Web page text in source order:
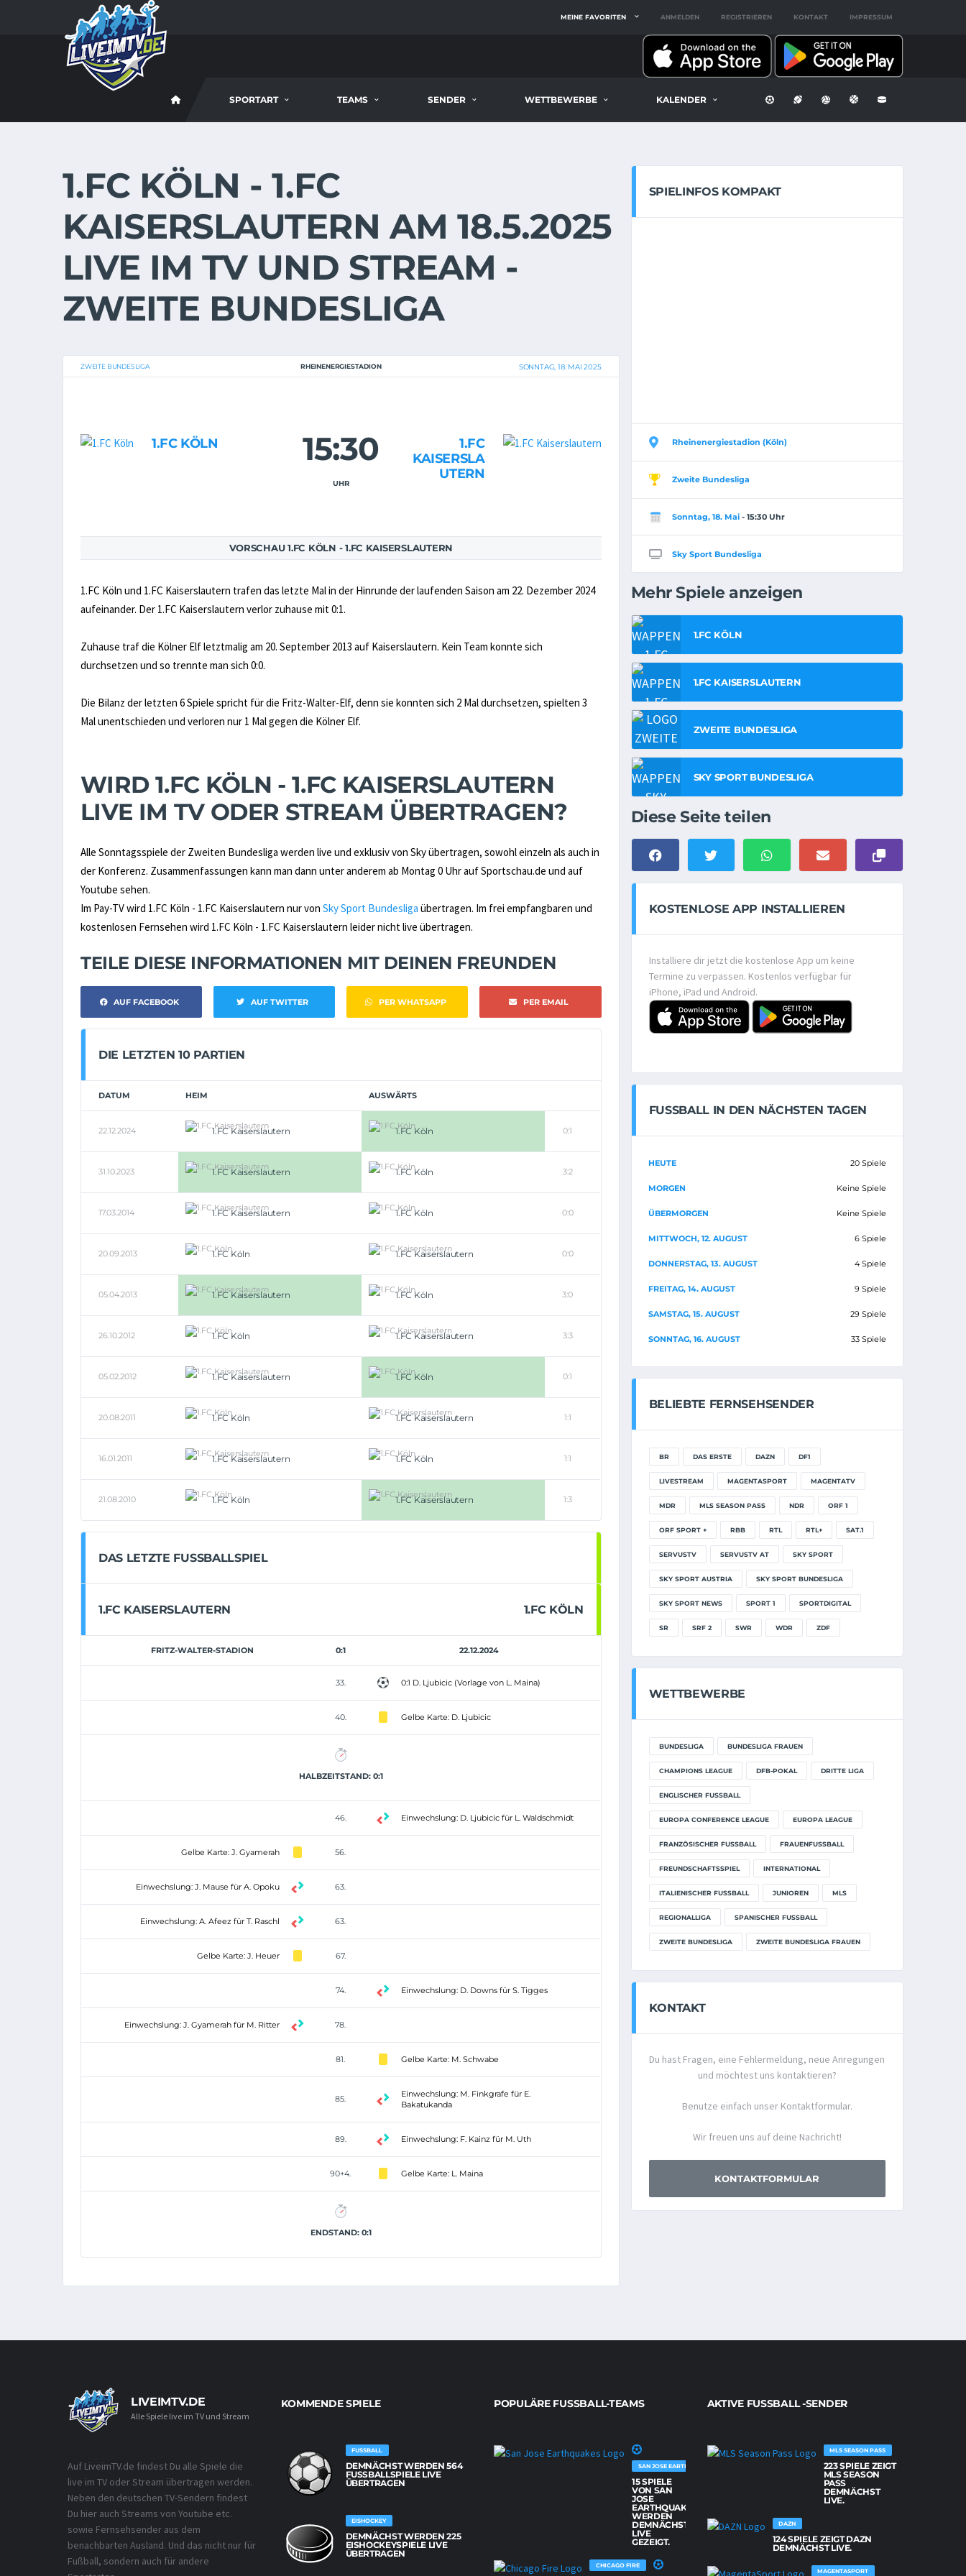
MEINE FAVORITEN ANMELDEN REGISTRIEREN KONTAKT IMPRESSUM
SPORTART TEAMS SENDER WETTBEWERBE KALENDER
1.FC KÖLN - 1.FC
KAISERSLAUTERN AM 18.5.2025
LIVE IM TV UND STREAM -
ZWEITE BUNDESLIGA
ZWEITE BUNDESLIGA RHEINENERGIESTADION SONNTAG, 18. MAI 2025
1.FC KÖLN 15:30
UHR
1.FC
KAISERSLA
UTERN
VORSCHAU 1.FC KÖLN - 1.FC KAISERSLAUTERN
1.FC Köln und 1.FC Kaiserslautern trafen das letzte Mal in der Hinrunde der laufenden Saison am 22. Dezember 2024
aufeinander. Der 1.FC Kaiserslautern verlor zuhause mit 0:1.
Zuhause traf die Kölner Elf letztmalig am 20. September 2013 auf Kaiserslautern. Kein Team konnte sich
durchsetzen und so trennte man sich 0:0.
Die Bilanz der letzten 6 Spiele spricht für die Fritz-Walter-Elf, denn sie konnten sich 2 Mal durchsetzen, spielten 3
Mal unentschieden und verloren nur 1 Mal gegen die Kölner Elf.
WIRD 1.FC KÖLN - 1.FC KAISERSLAUTERN
LIVE IM TV ODER STREAM ÜBERTRAGEN?
Alle Sonntagsspiele der Zweiten Bundesliga werden live und exklusiv von Sky übertragen, sowohl einzeln als auch in
der Konferenz. Zusammenfassungen kann man dann unter anderem ab Montag 0 Uhr auf Sportschau.de und auf
Youtube sehen.
Im Pay-TV wird 1.FC Köln - 1.FC Kaiserslautern nur von Sky Sport Bundesliga übertragen. Im frei empfangbaren und
kostenlosen Fernsehen wird 1.FC Köln - 1.FC Kaiserslautern leider nicht live übertragen.
TEILE DIESE INFORMATIONEN MIT DEINEN FREUNDEN
AUF FACEBOOK AUF TWITTER PER WHATSAPP PER EMAIL
DIE LETZTEN 10 PARTIEN
DATUM HEIM AUSWÄRTS
22.12.2024 1.FC Kaiserslautern 1.FC Köln 0:1
31.10.2023 1.FC Kaiserslautern 1.FC Köln 3:2
17.03.2014 1.FC Kaiserslautern 1.FC Köln 0:0
20.09.2013 1.FC Köln 1.FC Kaiserslautern 0:0
05.04.2013 1.FC Kaiserslautern 1.FC Köln 3:0
26.10.2012 1.FC Köln 1.FC Kaiserslautern 3:3
05.02.2012 1.FC Kaiserslautern 1.FC Köln 0:1
20.08.2011 1.FC Köln 1.FC Kaiserslautern 1:1
16.01.2011 1.FC Kaiserslautern 1.FC Köln 1:1
21.08.2010 1.FC Köln 1.FC Kaiserslautern 1:3
DAS LETZTE FUSSBALLSPIEL
1.FC KAISERSLAUTERN 1.FC KÖLN
FRITZ-WALTER-STADION 0:1 22.12.2024
33. 0:1 D. Ljubicic (Vorlage von L. Maina)
40. Gelbe Karte: D. Ljubicic
HALBZEITSTAND: 0:1
46. Einwechslung: D. Ljubicic für L. Waldschmidt
Gelbe Karte: J. Gyamerah 56.
Einwechslung: J. Mause für A. Opoku 63.
Einwechslung: A. Afeez für T. Raschl 63.
Gelbe Karte: J. Heuer 67.
74. Einwechslung: D. Downs für S. Tigges
Einwechslung: J. Gyamerah für M. Ritter 78.
81. Gelbe Karte: M. Schwabe
85.
Einwechslung: M. Finkgrafe für E.
Bakatukanda
89. Einwechslung: F. Kainz für M. Uth
90+4. Gelbe Karte: L. Maina
ENDSTAND: 0:1
SPIELINFOS KOMPAKT
Rheinenergiestadion (Köln)
Zweite Bundesliga
Sonntag, 18. Mai- 15:30 Uhr
Sky Sport Bundesliga
Mehr Spiele anzeigen
1.FC KÖLN
1.FC KAISERSLAUTERN
ZWEITE BUNDESLIGA
SKY SPORT BUNDESLIGA
Diese Seite teilen
KOSTENLOSE APP INSTALLIEREN
Installiere dir jetzt die kostenlose App um keine
Termine zu verpassen. Kostenlos verfügbar für
iPhone, iPad und Android.
FUSSBALL IN DEN NÄCHSTEN TAGEN
HEUTE 20 Spiele
MORGEN Keine Spiele
ÜBERMORGEN Keine Spiele
MITTWOCH, 12. AUGUST 6 Spiele
DONNERSTAG, 13. AUGUST 4 Spiele
FREITAG, 14. AUGUST 9 Spiele
SAMSTAG, 15. AUGUST 29 Spiele
SONNTAG, 16. AUGUST 33 Spiele
BELIEBTE FERNSEHSENDER
BR DAS ERSTE DAZN DF1
LIVESTREAM MAGENTASPORT MAGENTATV
MDR MLS SEASON PASS NDR ORF 1
ORF SPORT + RBB RTL RTL+ SAT.1
SERVUSTV SERVUSTV AT SKY SPORT
SKY SPORT AUSTRIA SKY SPORT BUNDESLIGA
SKY SPORT NEWS SPORT 1 SPORTDIGITAL
SR SRF 2 SWR WDR ZDF
WETTBEWERBE
BUNDESLIGA BUNDESLIGA FRAUEN
CHAMPIONS LEAGUE DFB-POKAL DRITTE LIGA
ENGLISCHER FUSSBALL
EUROPA CONFERENCE LEAGUE EUROPA LEAGUE
FRANZÖSISCHER FUSSBALL FRAUENFUSSBALL
FREUNDSCHAFTSSPIEL INTERNATIONAL
ITALIENISCHER FUSSBALL JUNIOREN MLS
REGIONALLIGA SPANISCHER FUSSBALL
ZWEITE BUNDESLIGA ZWEITE BUNDESLIGA FRAUEN
KONTAKT
Du hast Fragen, eine Fehlermeldung, neue Anregungen
und möchtest uns kontaktieren?
Benutze einfach unser Kontaktformular.
Wir freuen uns auf deine Nachricht!
KONTAKTFORMULAR
LIVEIMTV.DE
Alle Spiele live im TV und Stream
Auf LiveimTV.de findest Du alle Spiele die
live im TV oder Stream übertragen werden.
Neben den deutschen TV-Sendern findest
Du hier auch Streams von Youtube etc.
sowie Fernsehsender aus dem
benachbarten Ausland. Und das nicht nur für
Fußball, sondern auch für andere
KOMMENDE SPIELE
FUSSBALL
DEMNÄCHST WERDEN 564
FUSSBALLSPIELE LIVE Ü
BERTRAGEN
EISHOCKEY
DEMNÄCHST WERDEN 225
EISHOCKEYSPIELE LIVE
ÜBERTRAGEN
POPULÄRE FUSSBALL-TEAMS
SAN JOSE EARTHQUAKES
15 SPIELE
VON SAN
JOSE
EARTHQUAKES
WERDEN
DEMNÄCHST
LIVE
GEZEIGT.
CHICAGO FIRE
AKTIVE FUSSBALL -SENDER
MLS SEASON PASS
223 SPIELE ZEIGT
MLS SEASON
PASS
DEMNÄCHST
LIVE.
DAZN
124 SPIELE ZEIGT DAZN
DEMNÄCHST LIVE.
MAGENTASPORT